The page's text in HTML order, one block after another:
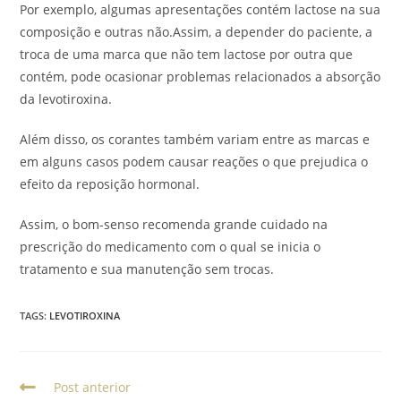
Por exemplo, algumas apresentações contém lactose na sua
composição e outras não.Assim, a depender do paciente, a
troca de uma marca que não tem lactose por outra que
contém, pode ocasionar problemas relacionados a absorção
da levotiroxina.
Além disso, os corantes também variam entre as marcas e
em alguns casos podem causar reações o que prejudica o
efeito da reposição hormonal.
Assim, o bom-senso recomenda grande cuidado na
prescrição do medicamento com o qual se inicia o
tratamento e sua manutenção sem trocas.
TAGS: LEVOTIROXINA
Post anterior